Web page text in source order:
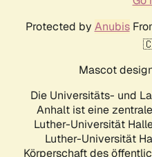
Protected by Anubis
Mascot
Die Universitäts- und
Anhalt ist eine
Luther-Universität
Luther-Universität
Körperschaft des